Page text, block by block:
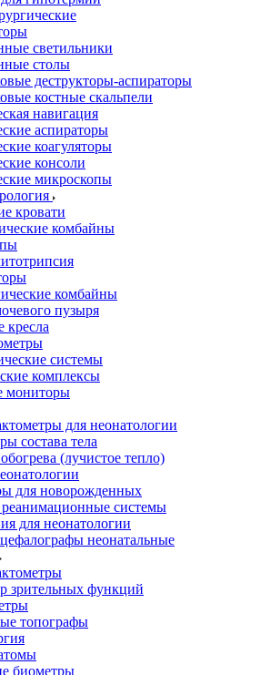
светильники
столы
деструкторы-аспираторы
костные скальпели
навигация
аспираторы
коагуляторы
консоли
микроскопы
кровати
комбайны
комбайны
пузыря
кресла
системы
комплексы
мониторы
для неонатологии
состава тела
(лучистое тепло)
для новорожденных
системы
для неонатологии
неонатальные
зрительных функций
топографы
биометры